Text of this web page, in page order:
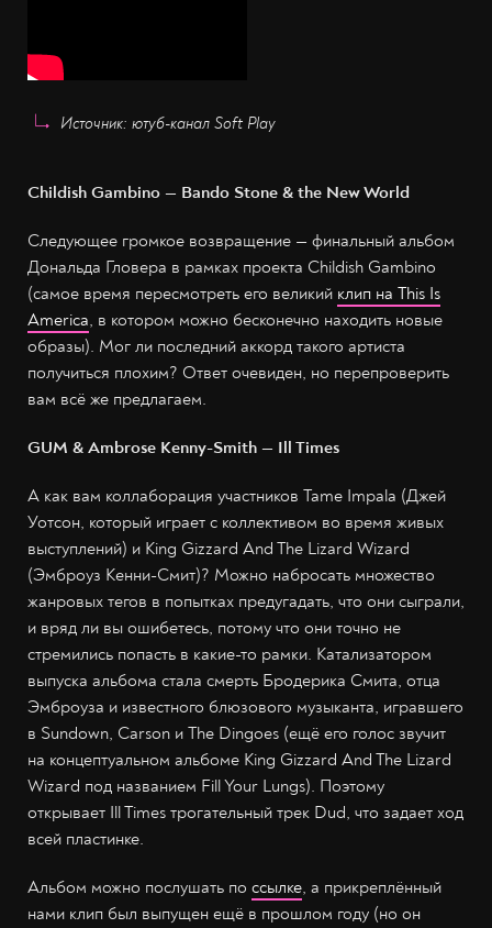
Источник: ютуб-канал Soft Play
Childish Gambino — Bando Stone & the New World
Следующее громкое возвращение — финальный альбом
Дональда Гловера в рамках проекта Childish Gambino
(самое время пересмотреть его великий клип на This Is
America, в котором можно бесконечно находить новые
образы). Мог ли последний аккорд такого артиста
получиться плохим? Ответ очевиден, но перепроверить
вам всё же предлагаем.
GUM & Ambrose Kenny-Smith — Ill Times
А как вам коллаборация участников Tame Impala (Джей
Уотсон, который играет с коллективом во время живых
выступлений) и King Gizzard And The Lizard Wizard
(Эмброуз Кенни-Смит)? Можно набросать множество
жанровых тегов в попытках предугадать, что они сыграли,
и вряд ли вы ошибетесь, потому что они точно не
стремились попасть в какие-то рамки. Катализатором
выпуска альбома стала смерть Бродерика Смита, отца
Эмброуза и известного блюзового музыканта, игравшего
в Sundown, Carson и The Dingoes (ещё его голос звучит
на концептуальном альбоме King Gizzard And The Lizard
Wizard под названием Fill Your Lungs). Поэтому
открывает Ill Times трогательный трек Dud, что задает ход
всей пластинке.
Альбом можно послушать по ссылке, а прикреплённый
нами клип был выпущен ещё в прошлом году (но он